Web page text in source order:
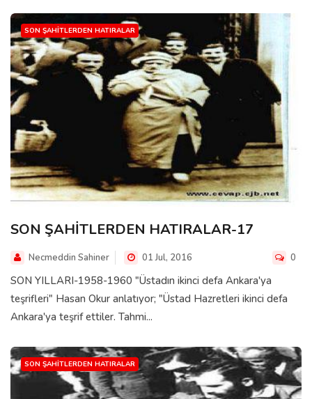
SON ŞAHITLERDEN HATIRALAR
SON ŞAHİTLERDEN HATIRALAR-17
Necmeddin Sahiner 01 Jul, 2016 0
SON YILLARI-1958-1960 "Üstadın ikinci defa Ankara'ya
teşrifleri" Hasan Okur anlatıyor; "Üstad Hazretleri ikinci defa
Ankara'ya teşrif ettiler. Tahmi...
SON ŞAHITLERDEN HATIRALAR